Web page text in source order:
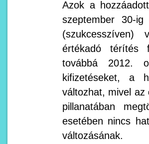
Azok a
szeptember 30-
(szukcesszíven)
értékadó térítés
továbbá 2012.
kifizetéseket, a
változhat, mivel az
pillanatában
esetében nincs
változásának.